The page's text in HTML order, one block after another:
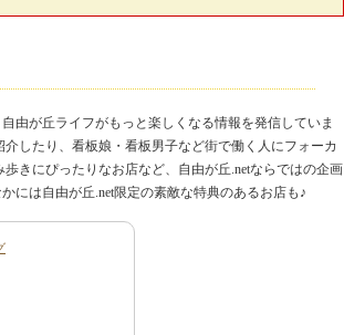
由が丘ライフがもっと楽しくなる情報を発信していま
したり、看板娘・看板男子など街で働く人にフォーカ
きにぴったりなお店など、自由が丘.netならではの企画
には自由が丘.net限定の素敵な特典のあるお店も♪